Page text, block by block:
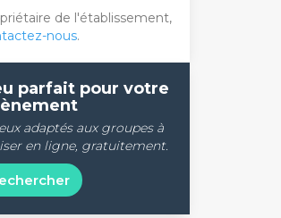
de l'établissement,
nous.
parfait pour votre
adaptés aux groupes à
en ligne, gratuitement.